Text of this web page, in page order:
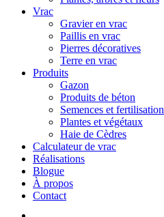
Vrac
Gravier en vrac
Paillis en vrac
Pierres décoratives
Terre en vrac
Produits
Gazon
Produits de béton
Semences et fertilisation
Plantes et végétaux
Haie de Cèdres
Calculateur de vrac
Réalisations
Blogue
À propos
Contact